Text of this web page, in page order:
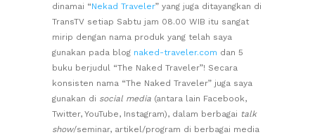
dinamai “Nekad Traveler” yang juga ditayangkan di
TransTV setiap Sabtu jam 08.00 WIB itu sangat
mirip dengan nama produk yang telah saya
gunakan pada blog naked-traveler.com dan 5
buku berjudul “The Naked Traveler”! Secara
konsisten nama “The Naked Traveler” juga saya
gunakan di social media (antara lain Facebook,
Twitter, YouTube, Instagram), dalam berbagai talk
show/seminar, artikel/program di berbagai media